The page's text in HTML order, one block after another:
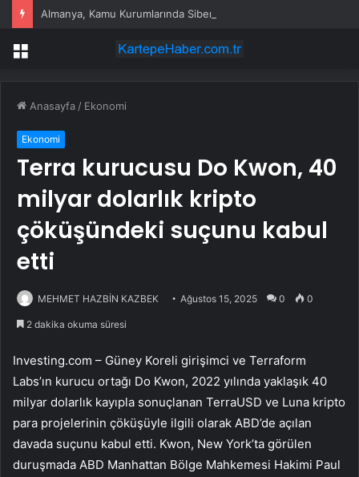
Menü
Anasayfa / Ekonomi
Ekonomi
Terra kurucusu Do Kwon, 40
milyar dolarlık kripto
çöküşündeki suçunu kabul
etti
MEHMET HAZBİN KAZBEK Ağustos 15, 2025 0 0
2 dakika okuma süresi
Investing.com – Güney Koreli girişimci ve Terraform
Labs’ın kurucu ortağı Do Kwon, 2022 yılında yaklaşık 40
milyar dolarlık kayıpla sonuçlanan TerraUSD ve Luna kripto
para projelerinin çöküşüyle ilgili olarak ABD’de açılan
davada suçunu kabul etti. Kwon, New York’ta görülen
duruşmada ABD Manhattan Bölge Mahkemesi Hakimi Paul